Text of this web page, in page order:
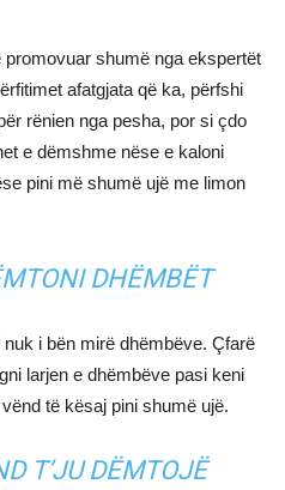
shumë nga ekspertët
afatgjata që ka, përfshi
rënien nga pesha, por si çdo
e dëmshme nëse e kaloni
pini më shumë ujë me limon
DHËMBËT
i bën mirë dhëmbëve. Çfarë
larjen e dhëmbëve pasi keni
të kësaj pini shumë ujë.
T’JU DËMTOJË